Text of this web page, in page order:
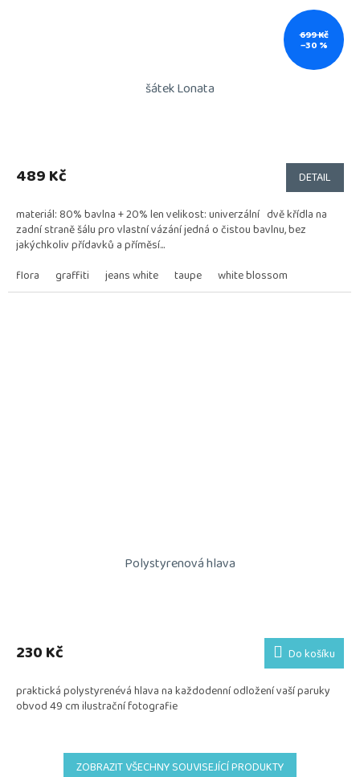
699 Kč
–30 %
šátek Lonata
produktu
z
5
hvězdiček.
489 Kč DETAIL
materiál: 80% bavlna + 20% len velikost: univerzální dvě křídla na
zadní straně šálu pro vlastní vázání jedná o čistou bavlnu, bez
jakýchkoliv přídavků a příměsí...
flora
graffiti jeans white taupe white blossom
Polystyrenová hlava
230 Kč Do košíku
praktická polystyrenévá hlava na každodenní odložení vaší paruky
obvod 49 cm ilustrační fotografie
ZOBRAZIT VŠECHNY SOUVISEJÍCÍ PRODUKTY